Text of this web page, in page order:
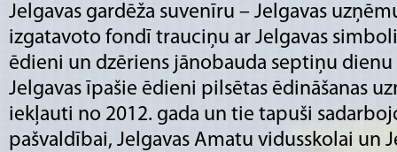
Jelgavas gardēža suvenīru – Jelgavas
izgatavoto fondī trauciņu ar Jelgavas
ēdieni un dzēriens jānobauda septiņu dienu
Jelgavas īpašie ēdieni pilsētas ēdināšanas
iekļauti no 2012. gada un tie tapuši
pašvaldībai, Jelgavas Amatu vidusskolai un